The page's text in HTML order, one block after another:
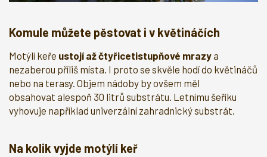
Komule můžete pěstovat i v květináčích
Motýlí keře ustojí až čtyřicetistupňové mrazya
nezaberou příliš místa. I proto se skvěle hodí do květináčů
nebo na terasy. Objem nádoby by ovšem měl
obsahovat alespoň 30 litrů substrátu. Letnímu šeříku
vyhovuje například univerzální zahradnický substrát.
Na kolik vyjde motýlí keř